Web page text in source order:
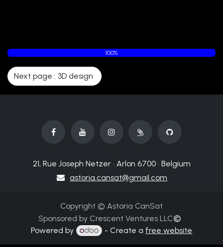
100%
Next page : 3D design
21, Rue Joseph Netzer • Arlon 6700 • Belgium
astoria.cansat@gmail.com
Copyright © Astoria CanSat
Sponsored by Crescent Ventures LLC©
Powered by
- Create a free website